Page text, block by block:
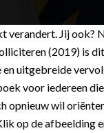
verandert. Jij ook?
(2019) is
uitgebreide
voor iedereen
opnieuw wil
op de afbeelding